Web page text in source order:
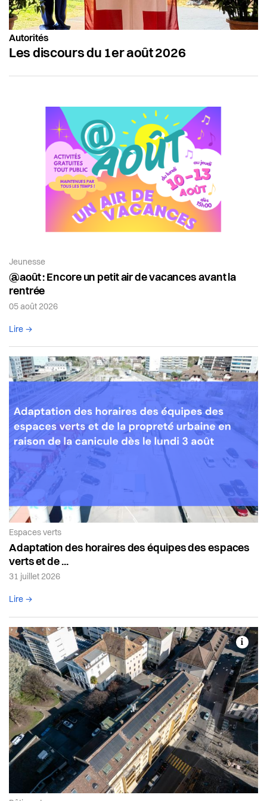
Autorités
Les discours du 1er août 2026
Article de la catégorie:
Jeunesse
@août : Encore un petit air de vacances avant la
rentrée
05 août 2026
Lire →
Article de la catégorie:
Espaces verts
Adaptation des horaires des équipes des espaces
verts et de ...
31 juillet 2026
Lire →